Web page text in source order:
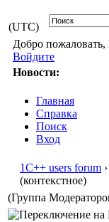
(UTC)
Добро пожаловать,
Войдите
Новости:
Главная
Справка
Поиск
Вход
1С++ users forum ›
(контекстное)
(Группа